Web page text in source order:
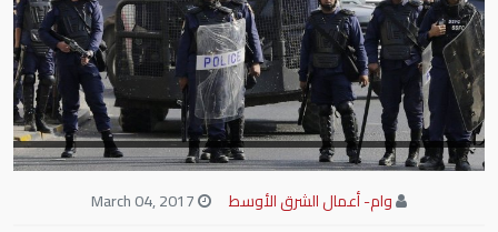
وام- أعمال الشرق الأوسط